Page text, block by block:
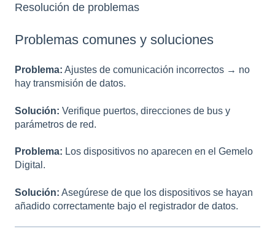
Resolución de problemas
Problemas comunes y soluciones
Problema: Ajustes de comunicación incorrectos → no
hay transmisión de datos.
Solución: Verifique puertos, direcciones de bus y
parámetros de red.
Problema: Los dispositivos no aparecen en el Gemelo
Digital.
Solución: Asegúrese de que los dispositivos se hayan
añadido correctamente bajo el registrador de datos.